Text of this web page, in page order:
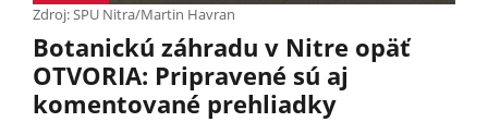
Zdroj: SPU Nitra/Martin Havran
Botanickú záhradu v Nitre opäť
OTVORIA: Pripravené sú aj
komentované prehliadky